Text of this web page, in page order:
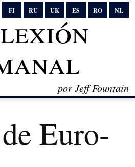
FI RU UK ES RO NL
por Jeff Fountain
Euro-